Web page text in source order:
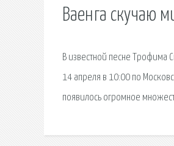
Ваенга скучаю
В известной песне Трофима
14 апреля в 10:00 по
появилось огромное